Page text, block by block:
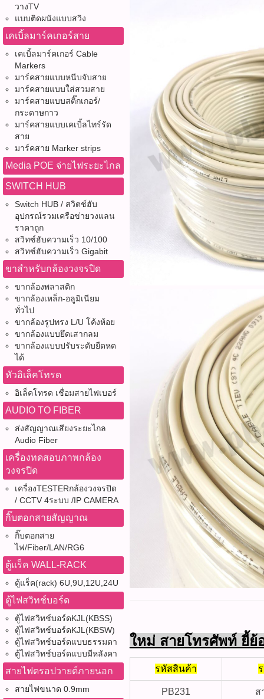
วางTV
แบบติดผนังแบบสวิง
เคเบิ้ลมาร์คเกอร์สาย
เคเบิ้ลมาร์คเกอร์ Cable
Markers
มาร์คสายแบบหนีบจับสาย
มาร์คสายแบบใส่สวมสาย
มาร์คสายแบบสติ๊กเกอร์/
กระดาษกาว
มาร์คสายแบบเคเบิ้ลไทร์รัด
สาย
มาร์คสาย Marker strips
Media POE จ่ายไฟระยะไกล
SWITCH HUB
Switch HUB / สวิตช์ฮับ
อุปกรณ์รวมเครือข่ายวงแลน
ราคาถูก
สวิทซ์ฮับความเร็ว 10/100
สวิทซ์ฮับความเร็ว Gigabit
ขาสำหรับกล้องวงจรปิด
ขากล้องพลาสติก
ขากล้องเหล็ก-อลูมิเนียม
ทั่วไป
ขากล้องรูปทรง L/U โค้งห้อย
ขากล้องแบบยึดเสากลม
ขากล้องแบบปรับระดับยืดหด
ได้
หัวอิเล็คโทรด
อิเล็คโทรด เชื่อมสายไฟเบอร์
AUDIO TO FIBER
ส่งสัญญาณเสียงระยะไกล
Audio Fiber
เครื่องทดสอบภาพกล้อง
วงจรปิด
เครื่องTESTERกล้องวงจรปิด
/ CCTV 4ระบบ /IP CAMERA
กิ๊บตอกสายสัญญาณ
กิ๊บตอกสาย
ไฟ/Fiber/LAN/RG6
ตู้แร็ค WALL-RACK
ตู้แร็ค(rack) 6U,9U,12U,24U
ตู้ไฟสวิทช์บอร์ด
ตู้ไฟสวิทช์บอร์ดKJL(KBSS)
ตู้ไฟสวิทช์บอร์ดKJL(KBSW)
ตู้ไฟสวิทช์บอร์ดแบบธรรมดา
ตู้ไฟสวิทช์บอร์ดแบบมีหลังคา
สายไฟดรอปวายด์ภายนอก
สายไฟขนาด 0.9mm
ใหม่ สายโทรศัพท์ ยี้
รหัสสินค้า
PB231
ส